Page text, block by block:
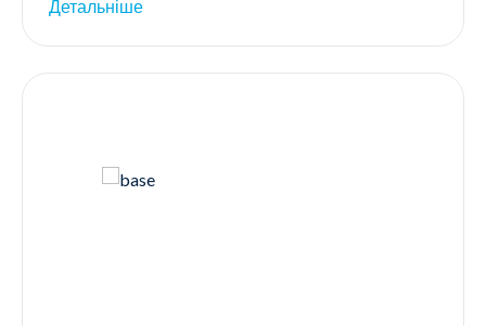
Детальніше